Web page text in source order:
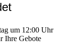
um 12:00 Uhr
Ihre Gebote